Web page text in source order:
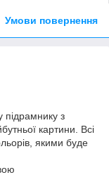
Умови повернення
підрамнику з
картини. Всі
якими буде